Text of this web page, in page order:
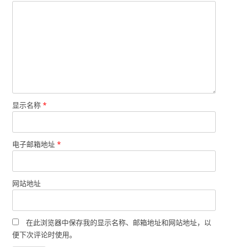
显示名称 *
电子邮箱地址 *
网站地址
在此浏览器中保存我的显示名称、邮箱地址和网站地址，以
便下次评论时使用。